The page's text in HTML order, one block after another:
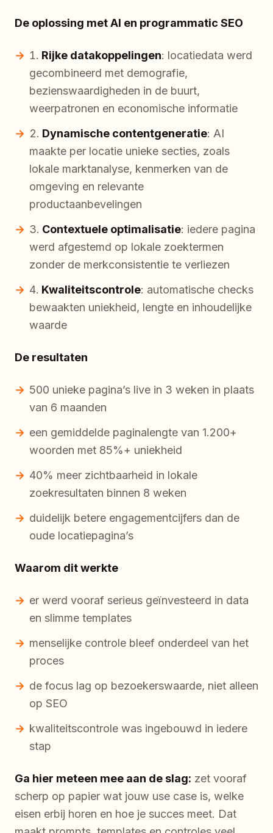
De oplossing met AI en programmatic SEO
Rijke datakoppelingen: locatiedata werd
gecombineerd met demografie,
bezienswaardigheden in de buurt,
weerpatronen en economische informatie
Dynamische contentgeneratie: AI
maakte per locatie unieke secties, zoals
lokale marktanalyse, kenmerken van de
omgeving en relevante
productaanbevelingen
Contextuele optimalisatie: iedere pagina
werd afgestemd op lokale zoektermen
zonder de merkconsistentie te verliezen
Kwaliteitscontrole: automatische checks
bewaakten uniekheid, lengte en inhoudelijke
waarde
De resultaten
500 unieke pagina’s live in 3 weken in plaats
van 6 maanden
een gemiddelde paginalengte van 1.200+
woorden met 85%+ uniekheid
40% meer zichtbaarheid in lokale
zoekresultaten binnen 8 weken
duidelijk betere engagementcijfers dan de
oude locatiepagina’s
Waarom dit werkte
er werd vooraf serieus geïnvesteerd in data
en slimme templates
menselijke controle bleef onderdeel van het
proces
de focus lag op bezoekerswaarde, niet alleen
op SEO
kwaliteitscontrole was ingebouwd in iedere
stap
Ga hier meteen mee aan de slag: zet vooraf
scherp op papier wat jouw use case is, welke
eisen erbij horen en hoe je succes meet. Dat